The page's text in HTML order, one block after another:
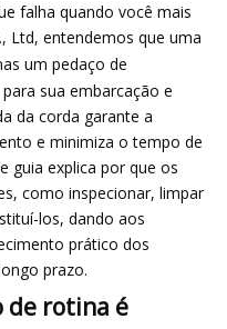
falha quando você mais
Ltd, entendemos que uma
um pedaço de
sua embarcação e
da corda garante a
e minimiza o tempo de
guia explica por que os
como inspecionar, limpar
los, dando aos
prático dos
prazo.
de rotina é